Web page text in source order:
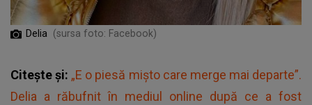
Delia (sursa foto: Facebook)
Citește și: „E o piesă mișto care merge mai departe”.
Delia a răbufnit în mediul online după ce a fost